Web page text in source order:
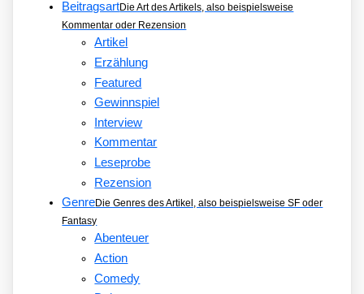
BeitragsartDie Art des Artikels, also beispielsweise
Kommentar oder Rezension
Artikel
Erzählung
Featured
Gewinnspiel
Interview
Kommentar
Leseprobe
Rezension
GenreDie Genres des Artikel, also beispielsweise SF oder
Fantasy
Abenteuer
Action
Comedy